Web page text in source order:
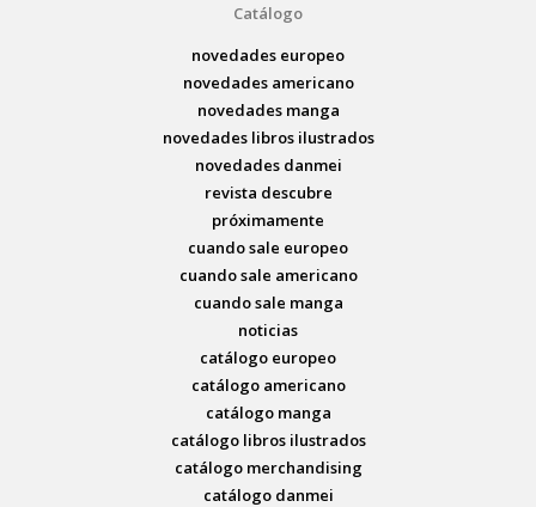
Catálogo
novedades europeo
novedades americano
novedades manga
novedades libros ilustrados
novedades danmei
revista descubre
próximamente
cuando sale europeo
cuando sale americano
cuando sale manga
noticias
catálogo europeo
catálogo americano
catálogo manga
catálogo libros ilustrados
catálogo merchandising
catálogo danmei